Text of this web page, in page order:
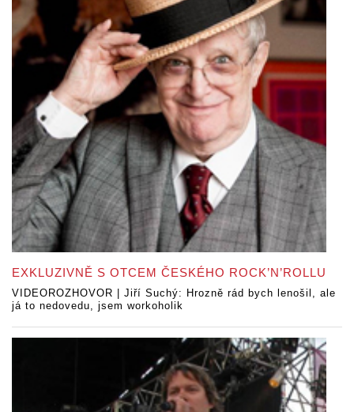
EXKLUZIVNĚ S OTCEM ČESKÉHO ROCK’N’ROLLU
VIDEOROZHOVOR | Jiří Suchý: Hrozně rád bych lenošil, ale
já to nedovedu, jsem workoholik